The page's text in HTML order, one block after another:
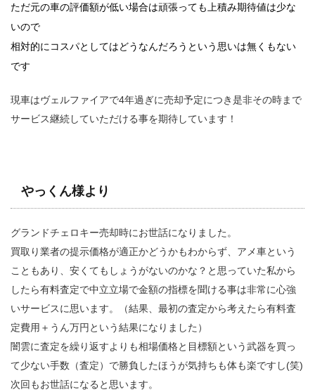
ただ元の車の評価額が低い場合は頑張っても上積み期待値は少な
いので
相対的にコスパとしてはどうなんだろうという思いは無くもない
です
現車はヴェルファイアで4年過ぎに売却予定につき是非その時まで
サービス継続していただける事を期待しています！
やっくん様より
グランドチェロキー売却時にお世話になりました。
買取り業者の提示価格が適正かどうかもわからず、アメ車という
こともあり、安くてもしょうがないのかな？と思っていた私から
したら有料査定で中立立場で金額の指標を聞ける事は非常に心強
いサービスに思います。（結果、最初の査定から考えたら有料査
定費用＋うん万円という結果になりました）
闇雲に査定を繰り返すよりも相場価格と目標額という武器を買っ
て少ない手数（査定）で勝負したほうが気持ちも体も楽ですし(笑)
次回もお世話になると思います。